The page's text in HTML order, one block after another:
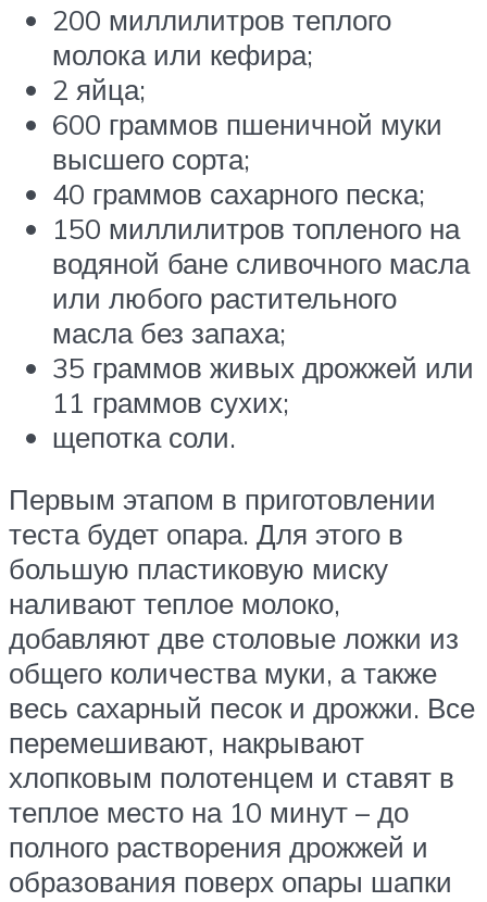
200 миллилитров теплого
молока или кефира;
2 яйца;
600 граммов пшеничной муки
высшего сорта;
40 граммов сахарного песка;
150 миллилитров топленого на
водяной бане сливочного масла
или любого растительного
масла без запаха;
35 граммов живых дрожжей или
11 граммов сухих;
щепотка соли.
Первым этапом в приготовлении
теста будет опара. Для этого в
большую пластиковую миску
наливают теплое молоко,
добавляют две столовые ложки из
общего количества муки, а также
весь сахарный песок и дрожжи. Все
перемешивают, накрывают
хлопковым полотенцем и ставят в
теплое место на 10 минут – до
полного растворения дрожжей и
образования поверх опары шапки